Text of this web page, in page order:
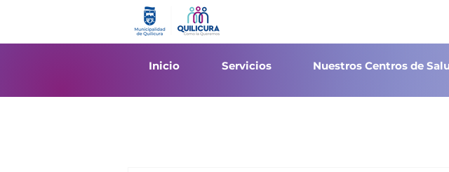
Inicio Servicios Nuestros Centros de